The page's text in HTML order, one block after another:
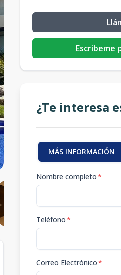
Escribeme
¿Te interesa
MÁS INFORMACIÓN
Nombre completo*
Teléfono*
Correo Electrónico*